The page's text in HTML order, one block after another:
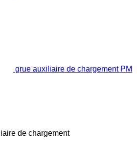
grue auxiliaire de chargement PM
de chargement